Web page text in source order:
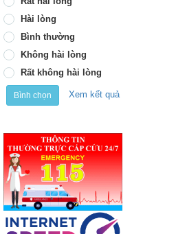
Hài lòng
Bình thường
Không hài lòng
Rất không hài lòng
Bình chọn Xem kết quả